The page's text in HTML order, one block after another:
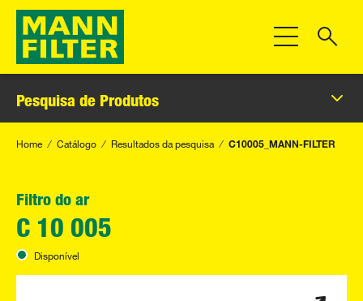
Alternar
Pesquisa de Produtos
Home Catálogo Resultados da pesquisa C10005_MANN-FILTER
Filtro do ar
C 10 005
Disponível